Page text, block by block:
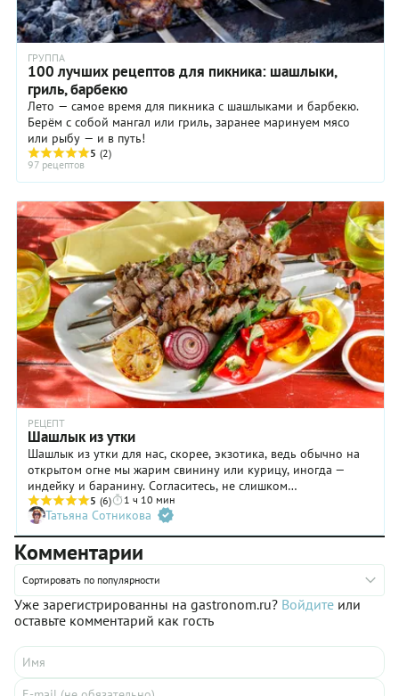
ГРУППА
100 лучших рецептов для пикника: шашлыки,
гриль, барбекю
Лето — самое время для пикника с шашлыками и барбекю.
Берём с собой мангал или гриль, заранее маринуем мясо
или рыбу — и в путь!
5 (2)
97 рецептов
РЕЦЕПТ
Шашлык из утки
Шашлык из утки для нас, скорее, экзотика, ведь обычно на
открытом огне мы жарим свинину или курицу, иногда —
индейку и баранину. Согласитесь, не слишком
разнообразно! Предлагаем расширить кулинарные
горизонты и проверить на практике наш рецепт шашлыка из
утки, сочного, ароматного, невероятно вкусного. Конечно
же, вам потребуется предварительно замариновать мясо
птицы, чтобы волокна стали более мягкими. Но сделать это
совсем несложно, да и ингредиенты — вполне доступны
каждому. Что касается коньяка, то вы можете и не добавлять
его в маринад.
5 (6) 1 ч 10 мин
Татьяна Сотникова
Комментарии
Сортировать по популярности
Уже зарегистрированны на gastronom.ru? Войдите или
оставьте комментарий как гость